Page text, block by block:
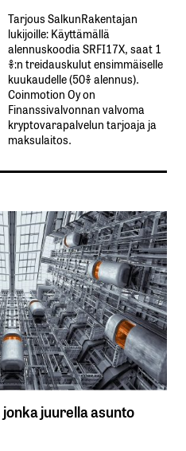
Tarjous SalkunRakentajan
lukijoille: Käyttämällä​ ​
alennuskoodia​ ​SRFI17X,​ ​saat​ ​1
%:n treidauskulut​ ​ensimmäiselle​ ​
kuukaudelle​ ​(50%​ ​alennus).
Coinmotion Oy on
Finanssivalvonnan valvoma
kryptovarapalvelun tarjoaja ja
maksulaitos.
juurella asunto